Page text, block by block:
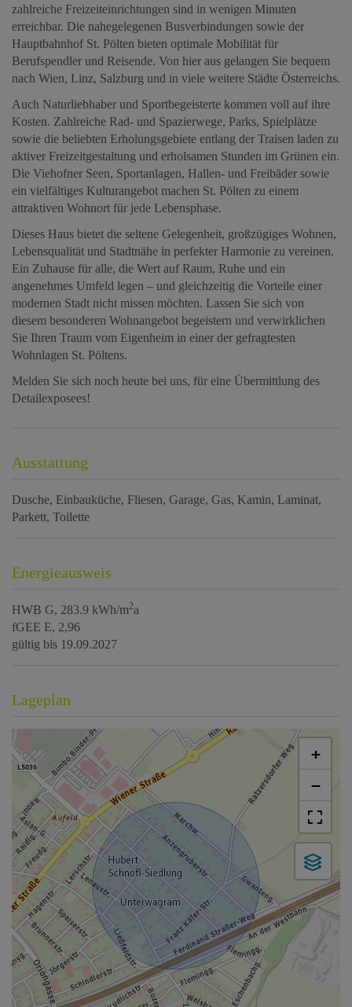
zahlreiche Freizeiteinrichtungen sind in wenigen Minuten
erreichbar. Die nahegelegenen Busverbindungen sowie der
Hauptbahnhof St. Pölten bieten optimale Mobilität für
Berufspendler und Reisende. Von hier aus gelangen Sie bequem
nach Wien, Linz, Salzburg und in viele weitere Städte Österreichs.
Auch Naturliebhaber und Sportbegeisterte kommen voll auf ihre
Kosten. Zahlreiche Rad- und Spazierwege, Parks, Spielplätze
sowie die beliebten Erholungsgebiete entlang der Traisen laden zu
aktiver Freizeitgestaltung und erholsamen Stunden im Grünen ein.
Die Viehofner Seen, Sportanlagen, Hallen- und Freibäder sowie
ein vielfältiges Kulturangebot machen St. Pölten zu einem
attraktiven Wohnort für jede Lebensphase.
Dieses Haus bietet die seltene Gelegenheit, großzügiges Wohnen,
Lebensqualität und Stadtnähe in perfekter Harmonie zu vereinen.
Ein Zuhause für alle, die Wert auf Raum, Ruhe und ein
angenehmes Umfeld legen – und gleichzeitig die Vorteile einer
modernen Stadt nicht missen möchten. Lassen Sie sich von
diesem besonderen Wohnangebot begeistern und verwirklichen
Sie Ihren Traum vom Eigenheim in einer der gefragtesten
Wohnlagen St. Pöltens.
Melden Sie sich noch heute bei uns, für eine Übermittlung des
Detailexposees!
Ausstattung
Dusche Einbauküche Fliesen Garage Gas Kamin Laminat
Parkett Toilette
Energieausweis
HWB G, 283.9 kWh/m2a
fGEE E, 2,96
gültig bis 19.09.2027
Lageplan
+
−